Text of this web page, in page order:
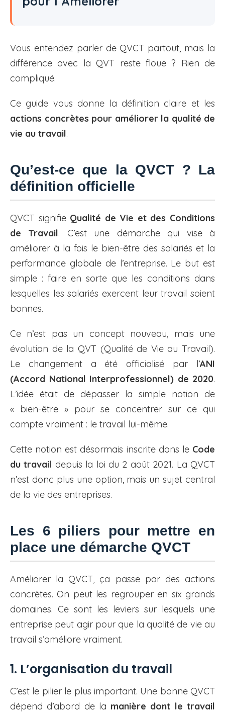
Vous entendez parler de QVCT partout, mais la
différence avec la QVT reste floue ? Rien de
compliqué.
Ce guide vous donne la définition claire et les
actions concrètes pour améliorer la qualité de
vie au travail.
Qu’est-ce que la QVCT ? La
définition officielle
QVCT signifie Qualité de Vie et des Conditions
de Travail. C’est une démarche qui vise à
améliorer à la fois le bien-être des salariés et la
performance globale de l’entreprise. Le but est
simple : faire en sorte que les conditions dans
lesquelles les salariés exercent leur travail soient
bonnes.
Ce n’est pas un concept nouveau, mais une
évolution de la QVT (Qualité de Vie au Travail).
Le changement a été officialisé par l’ANI
(Accord National Interprofessionnel) de 2020.
L’idée était de dépasser la simple notion de
« bien-être » pour se concentrer sur ce qui
compte vraiment : le travail lui-même.
Cette notion est désormais inscrite dans le Code
du travail depuis la loi du 2 août 2021. La QVCT
n’est donc plus une option, mais un sujet central
de la vie des entreprises.
Les 6 piliers pour mettre en
place une démarche QVCT
Améliorer la QVCT, ça passe par des actions
concrètes. On peut les regrouper en six grands
domaines. Ce sont les leviers sur lesquels une
entreprise peut agir pour que la qualité de vie au
travail s’améliore vraiment.
1. L’organisation du travail
C’est le pilier le plus important. Une bonne QVCT
dépend d’abord de la manière dont le travail